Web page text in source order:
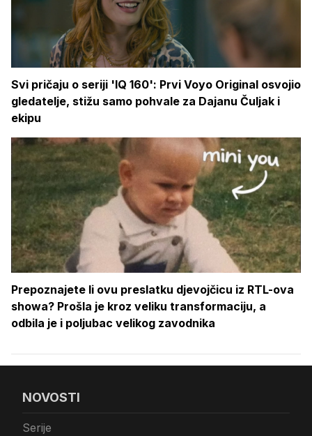
Svi pričaju o seriji 'IQ 160': Prvi Voyo Original osvojio
gledatelje, stižu samo pohvale za Dajanu Čuljak i
ekipu
Prepoznajete li ovu preslatku djevojčicu iz RTL-ova
showa? Prošla je kroz veliku transformaciju, a
odbila je i poljubac velikog zavodnika
NOVOSTI
Serije